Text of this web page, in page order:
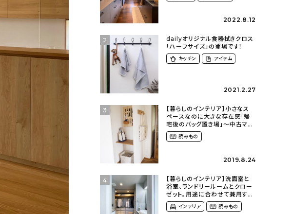
2022.8.12
2
dailyオリジナル食器拭きクロス
「ハーフサイズ」の登場です！
キッチン アイテム
2021.2.27
3
【暮らしのインテリア】小さなス
ペースなのに大きな存在感「帰
宅後のバッグ置き場」～中古マン
ションリノベーションで叶えたコ
ダワリの暮らし（cocoyuko___
読みもの
2019.8.24
4
【暮らしのインテリア】洗面室と
浴室、ランドリールームとクロー
ゼット。用途に合わせて兼用する
一体型スペース〜仕切りのない
ゆるく繋がったおうち
インテリア 読みもの